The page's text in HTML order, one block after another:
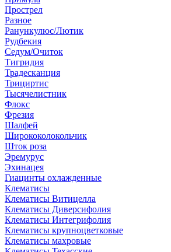
Прострел
Разное
Ранункулюс/Лютик
Рудбекия
Седум/Очиток
Тигридия
Традесканция
Трициртис
Тысячелистник
Флокс
Фрезия
Шалфей
Ширококолокольчик
Шток роза
Эремурус
Эхинацея
Гиацинты охлажденные
Клематисы
Клематисы Витицелла
Клематисы Диверсифолия
Клематисы Интегрифолия
Клематисы крупноцветковые
Клематисы махровые